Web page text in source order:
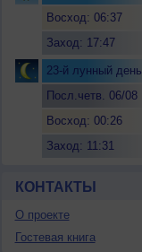
Восход: 06:37
Заход: 17:47
23-й лунный день
Посл.четв. 06/08
Восход: 00:26
Заход: 11:31
КОНТАКТЫ
О проекте
Гостевая книга